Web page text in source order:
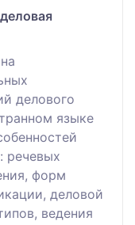
делового
языке
речевых
форм
деловой
ведения